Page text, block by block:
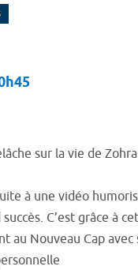
sur la vie de
à une vidéo
C’est grâce à
au Nouveau Cap avec